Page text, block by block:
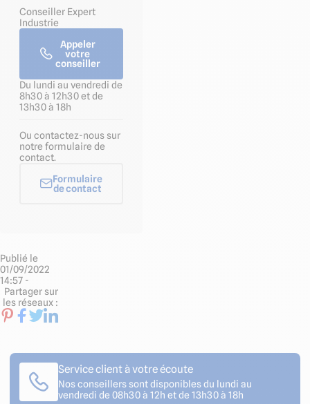
Publié le
01/09/2022
14:57 -
Partager sur
les réseaux :
Conseiller Expert
Industrie
Appeler
votre
conseiller
Du lundi au vendredi de
8h30 à 12h30 et de
13h30 à 18h
Ou contactez-nous sur
notre formulaire de
contact.
Formulaire
de contact
Service client à votre écoute
Nos conseillers sont disponibles du lundi au
vendredi de 08h30 à 12h et de 13h30 à 18h